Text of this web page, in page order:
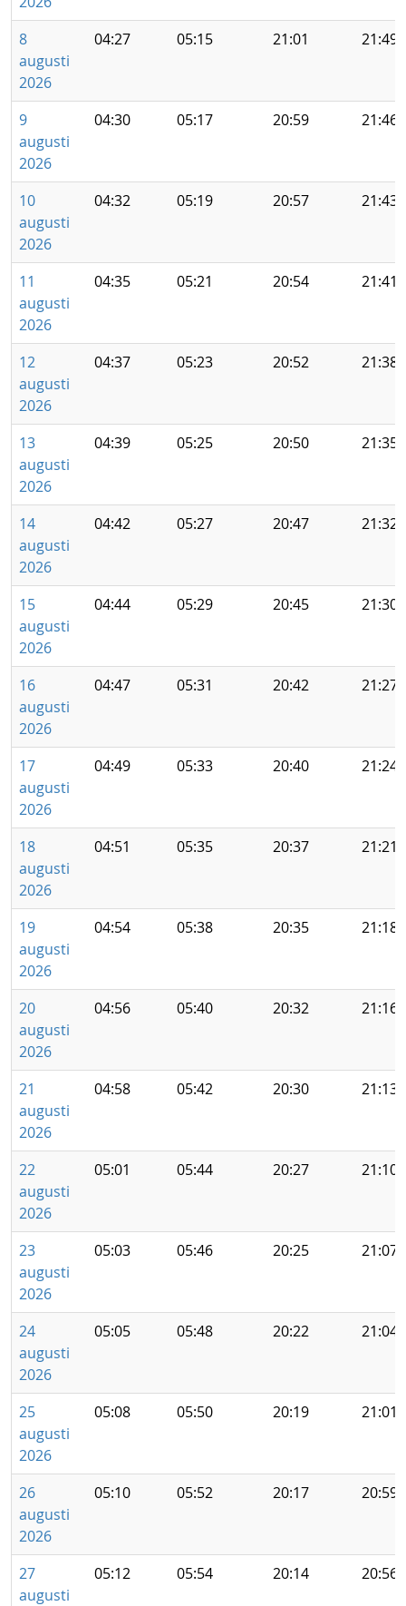
8
augusti
2026
04:27 05:15 21:01 21:49
9
augusti
2026
04:30 05:17 20:59 21:46
10
augusti
2026
04:32 05:19 20:57 21:43
11
augusti
2026
04:35 05:21 20:54 21:41
12
augusti
2026
04:37 05:23 20:52 21:38
13
augusti
2026
04:39 05:25 20:50 21:35
14
augusti
2026
04:42 05:27 20:47 21:32
15
augusti
2026
04:44 05:29 20:45 21:30
16
augusti
2026
04:47 05:31 20:42 21:27
17
augusti
2026
04:49 05:33 20:40 21:24
18
augusti
2026
04:51 05:35 20:37 21:21
19
augusti
2026
04:54 05:38 20:35 21:18
20
augusti
2026
04:56 05:40 20:32 21:16
21
augusti
2026
04:58 05:42 20:30 21:13
22
augusti
2026
05:01 05:44 20:27 21:10
23
augusti
2026
05:03 05:46 20:25 21:07
24
augusti
2026
05:05 05:48 20:22 21:04
25
augusti
2026
05:08 05:50 20:19 21:01
26
augusti
2026
05:10 05:52 20:17 20:59
27
augusti
05:12 05:54 20:14 20:56